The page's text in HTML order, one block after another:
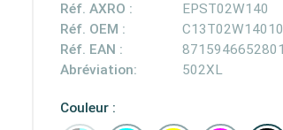
Réf. AXRO :
EPST02W140
Réf. OEM :
C13T02W14010
Réf. EAN :
8715946652801
Abréviation:
502XL
Couleur :